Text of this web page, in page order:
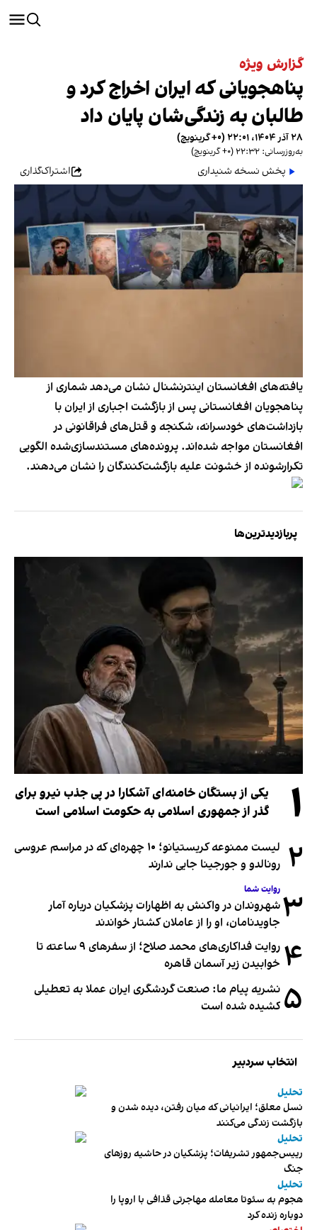
گزارش ویژه
پناهجویانی که ایران اخراج کرد و
طالبان به زندگی‌شان پایان داد
۲۸ آذر ۱۴۰۴، ۲۲:۰۱ (‎+۰ گرینویچ)
به‌روزرسانی: ۲۲:۳۲ (‎+۰ گرینویچ)
پخش نسخه شنیداری اشتراک‌گذاری
یافته‌های افغانستان اینترنشنال نشان می‌دهد شماری از
پناهجویان افغانستانی پس از بازگشت اجباری از ایران با
بازداشت‌های خودسرانه، شکنجه و قتل‌های فراقانونی در
افغانستان مواجه شده‌اند. پرونده‌های مستندسازی‌شده الگویی
تکرارشونده از خشونت علیه بازگشت‌کنندگان را نشان می‌دهند.
پربازدیدترین‌ها
۱
یکی از بستگان خامنه‌ای آشکارا در پی جذب نیرو برای
گذر از جمهوری اسلامی به حکومت اسلامی است
۲
لیست ممنوعه کریستیانو؛ ۱۰ چهره‌ای که در مراسم عروسی
رونالدو و جورجینا جایی ندارند
۳ روایت شما
شهروندان در واکنش به اظهارات پزشکیان درباره آمار
جاویدنامان، او را از عاملان کشتار خواندند
۴
روایت فداکاری‌های محمد صلاح؛ از سفرهای ۹ ساعته تا
خوابیدن زیر آسمان قاهره
۵ نشریه پیام ما: صنعت گردشگری ایران عملا به تعطیلی
کشیده شده است
انتخاب سردبیر
تحلیل
نسل معلق؛ ایرانیانی که میان رفتن، دیده شدن و
بازگشت زندگی می‌کنند
تحلیل
رییس‌جمهور تشریفات؛ پزشکیان در حاشیه روزهای
جنگ
تحلیل
هجوم به سئوتا معامله مهاجرتی قذافی با اروپا را
دوباره زنده کرد